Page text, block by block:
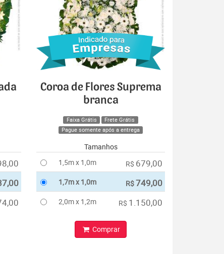
Coroa de Flores Suprema
branca
Faixa Grátis
Frete Grátis
Pague somente após a entrega
Tamanhos
1,5m x 1,0m
R$ 679,00
1,7m x 1,0m R$749,00
2,0m x 1,2m R$ 1.150,00
Comprar